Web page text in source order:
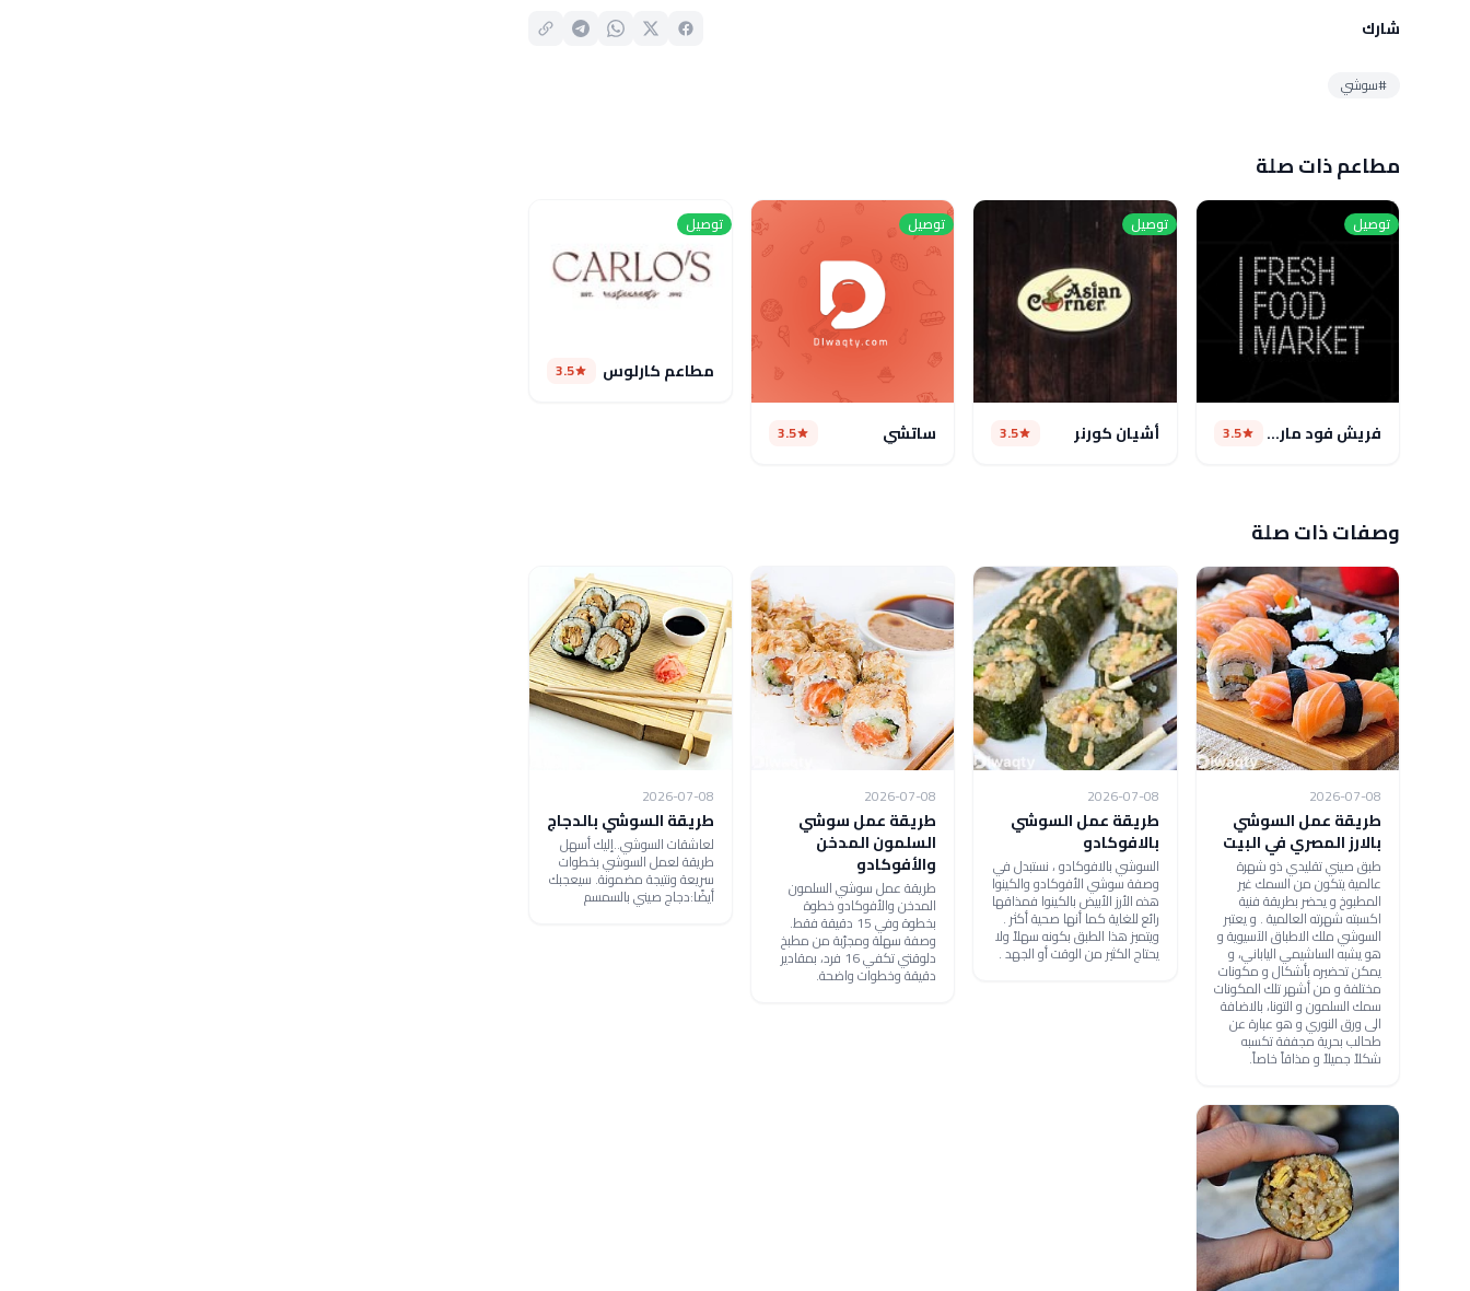
شارك
#سوشي
مطاعم ذات صلة
توصيل
فريش فود ماركت 3.5
توصيل
أشيان كورنر 3.5
توصيل
ساتشي 3.5
توصيل
مطاعم كارلوس 3.5
وصفات ذات صلة
2026-07-08
طريقة عمل السوشي
بالارز المصري في البيت
طبق صيني تقليدي ذو شهرة
عالمية يتكون من السمك غير
المطبوخ و يحضر بطريقة فنية
اكسبته شهرته العالمية . و يعتبر
السوشي ملك الاطباق الآسيوية و
هو يشبه الساشيمي الياباني، و
يمكن تحضيره بأشكال و مكونات
مختلفة و من أشهر تلك المكونات
سمك السلمون و التونا، بالاضافة
الى ورق النوري و هو عبارة عن
طحالب بحرية مجففة تكسبه
شكلاً جميلاً و مذاقاً خاصاً.
2026-07-08
طريقة عمل السوشي
بالافوكادو
السوشي بالافوكادو ، نستبدل في
وصفة سوشي الأفوكادو والكينوا
هذه الأرز الأبيض بالكينوا فمذاقها
رائع للغاية كما أنها صحية أكثر .
ويتميز هذا الطبق بكونه سهلاً ولا
يحتاج الكثير من الوقت أو الجهد .
2026-07-08
طريقة عمل سوشي
السلمون المدخن
والأفوكادو
طريقة عمل سوشي السلمون
المدخن والأفوكادو خطوة
بخطوة وفي 15 دقيقة فقط.
وصفة سهلة ومجرّبة من مطبخ
دلوقتي تكفي 16 فرد، بمقادير
دقيقة وخطوات واضحة.
2026-07-08
طريقة السوشي بالدجاج
لعاشقات السوشي..إليك أسهل
طريقة لعمل السوشي بخطوات
سريعة ونتيجة مضمونة. سيعجبك
أيضًا:دجاج صيني بالسمسم